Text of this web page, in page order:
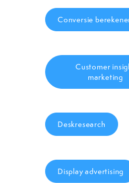
Conversie
Customer
marketing
Deskresearch
Display advertising